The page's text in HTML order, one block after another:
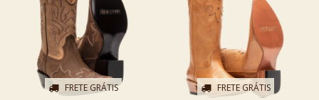
FRETE GRÁTIS FRETE GRÁTIS